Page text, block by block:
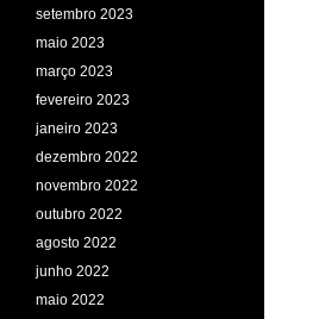
setembro 2023
maio 2023
março 2023
fevereiro 2023
janeiro 2023
dezembro 2022
novembro 2022
outubro 2022
agosto 2022
junho 2022
maio 2022